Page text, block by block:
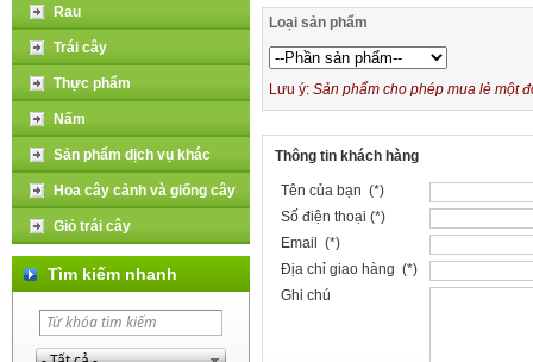
Rau
Trái cây
Thực phẩm
Nấm
Sản phẩm dịch vụ khác
Hoa cây cảnh và giống cây
Giỏ trái cây
Tìm kiếm nhanh
Loại sản phẩm
Lưu ý: Sản phẩm cho phép mua lẻ một
Thông tin khách hàng
Tên của bạn (*)
Số điện thoại (*)
Email (*)
Địa chỉ giao hàng (*)
Ghi chú